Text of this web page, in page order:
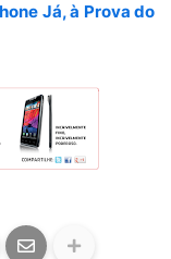
Já, à Prova do